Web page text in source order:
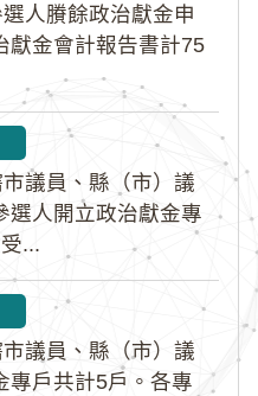
民社區支持組織...
人賸餘政治獻金申
獻金會計報告書計75
議員、縣（市）議
選人開立政治獻金專
...
議員、縣（市）議
專戶共計5戶。各專